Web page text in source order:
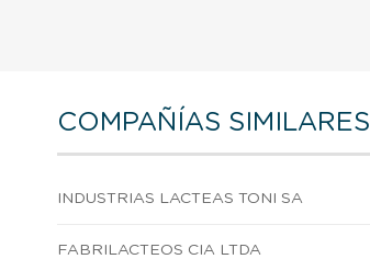
COMPAÑÍAS SIMILARES
INDUSTRIAS LACTEAS TONI SA
FABRILACTEOS CIA LTDA